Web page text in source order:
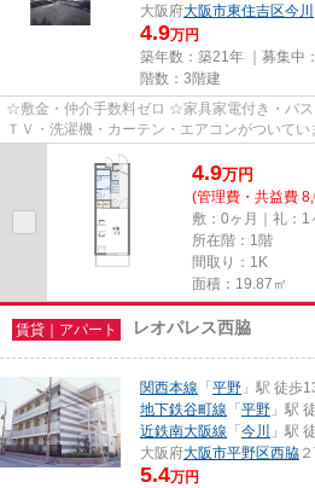
大阪府大阪市東住吉区今川
4.9万円
築年数：築21年 ｜募集中：
階数：3階建
☆敷金・仲介手数料ゼロ ☆家具家電付き・バ
ＴＶ・洗濯機・カーテン・エアコンがついて
4.9万円
(管理費・共益費
敷：0ヶ月｜礼：1
所在階：1階
間取り：1K
面積：19.87㎡
賃貸｜アパート レオパレス西脇
関西本線 「 平野 」駅 徒歩
地下鉄谷町線 「 平野 」駅
近鉄南大阪線 「 今川
」駅
大阪府大阪市平野区西脇
5.4万円